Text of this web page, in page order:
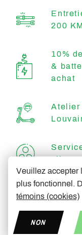
200 KM
10%
&
achat
Atelier
clients
Veuillez accepter
plus fonctionnel.
témoins (cookies)
NON